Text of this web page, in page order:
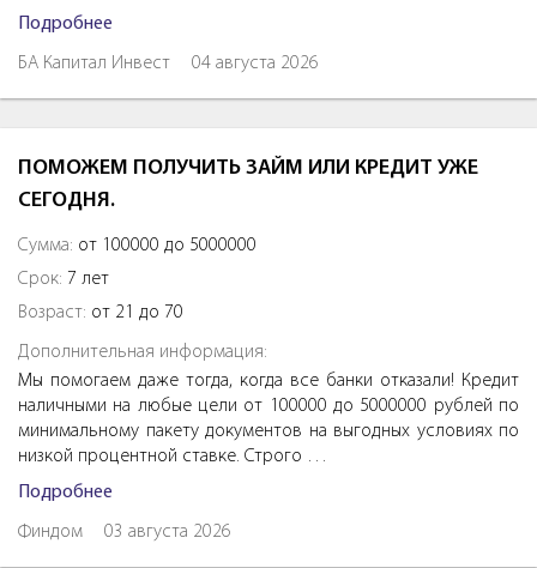
Подробнее
БА Капитал Инвест 04 августа 2026
ПОМОЖЕМ ПОЛУЧИТЬ ЗАЙМ ИЛИ КРЕДИТ УЖЕ
СЕГОДНЯ.
Сумма: от 100000 до 5000000
Срок: 7 лет
Возраст: от 21 до 70
Дополнительная информация:
Мы помогаем даже тогда, когда все банки отказали! Кредит
наличными на любые цели от 100000 до 5000000 рублей по
минимальному пакету документов на выгодных условиях по
низкой процентной ставке. Строго …
Подробнее
Финдом 03 августа 2026